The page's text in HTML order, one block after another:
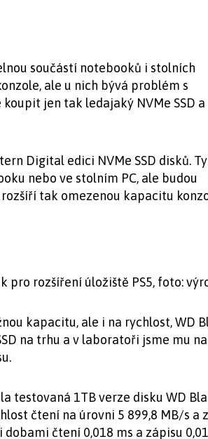
součástí notebooků i stolních
ale u nich bývá problém s
jen tak ledajaký NVMe SSD a
Digital edici NVMe SSD disků.
nebo ve stolním PC, ale budou
tak omezenou kapacitu
pro rozšíření úložiště PS5, foto:
kapacitu, ale i na rychlost, WD
na trhu a v laboratoři jsme mu
testovaná 1TB verze disku WD
čtení na úrovni 5 899,8 MB/s a
čtení 0,018 ms a zápisu